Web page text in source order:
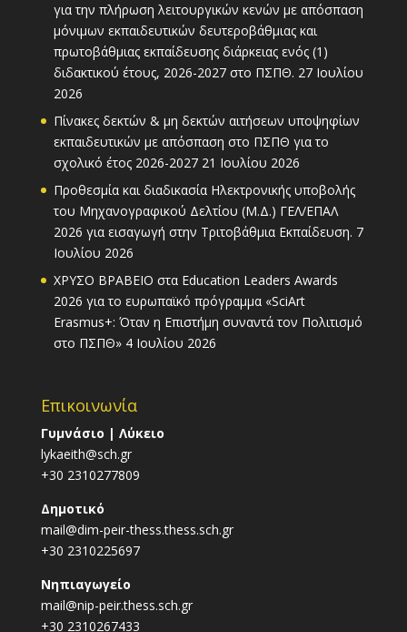
για την πλήρωση λειτουργικών κενών με απόσπαση
μόνιμων εκπαιδευτικών δευτεροβάθμιας και
πρωτοβάθμιας εκπαίδευσης διάρκειας ενός (1)
διδακτικού έτους, 2026-2027 στο ΠΣΠΘ. 27 Ιουλίου
2026
Πίνακες δεκτών & μη δεκτών αιτήσεων υποψηφίων
εκπαιδευτικών με απόσπαση στο ΠΣΠΘ για το
σχολικό έτος 2026-2027 21 Ιουλίου 2026
Προθεσμία και διαδικασία Ηλεκτρονικής υποβολής
του Μηχανογραφικού Δελτίου (Μ.Δ.) ΓΕΛ/ΕΠΑΛ
2026 για εισαγωγή στην Τριτοβάθμια Εκπαίδευση. 7
Ιουλίου 2026
ΧΡΥΣΟ ΒΡΑΒΕΙΟ στα Education Leaders Awards
2026 για το ευρωπαϊκό πρόγραμμα «SciArt
Erasmus+: Όταν η Επιστήμη συναντά τον Πολιτισμό
στο ΠΣΠΘ» 4 Ιουλίου 2026
Επικοινωνία
Γυμνάσιο | Λύκειο
lykaeith@sch.gr
+30 2310277809
Δημοτικό
mail@dim-peir-thess.thess.sch.gr
+30 2310225697
Νηπιαγωγείο
mail@nip-peir.thess.sch.gr
+30 2310267433